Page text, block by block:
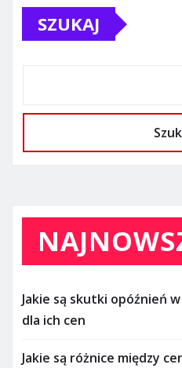
SZUKAJ
Jakie są skutki opóźnień
dla ich cen
Jakie są różnice między